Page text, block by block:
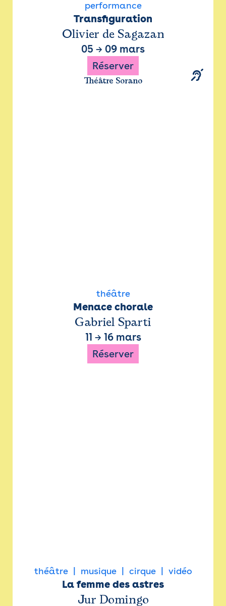
performance
Transfiguration
Olivier de Sagazan
05 → 09 mars
Réserver
Théâtre Sorano
théâtre
Menace chorale
Gabriel Sparti
11 → 16 mars
Réserver
théâtre musique cirque vidéo
La femme des astres
Jur Domingo